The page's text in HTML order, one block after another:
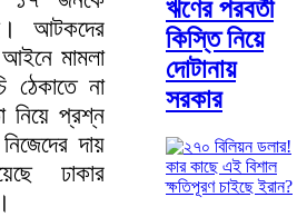
আটকদের
মামলা
ঠেকাতে না
নিয়ে প্রশ্ন
দায়
ঢাকার
ঋণের পরবর্তী
কিস্তি নিয়ে
দোটানায়
সরকার